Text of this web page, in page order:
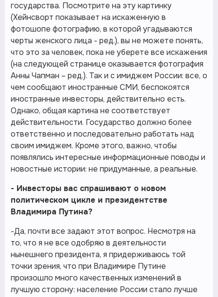
государства. Посмотрите на эту картинку
(Хейнсворт показывает на искаженную в
фотошопе фотографию, в которой угадываются
черты женского лица - ред.), вы не можете понять,
что это за человек, пока не уберете все искажения
(на следующей странице оказывается фотография
Анны Чапман – ред.). Так и с имиджем России: все, о
чем сообщают иностранные СМИ, беспокоятся
иностранные инвесторы, действительно есть.
Однако, общая картина не соответствует
действительности. Государство должно более
ответственно и последовательно работать над
своим имиджем. Кроме этого, важно, чтобы
появлялись интересные информационные поводы и
новостные истории: не придуманные, а реальные.
- Инвесторы вас спрашивают о новом
политическом цикле и президентстве
Владимира Путина?
-Да, почти все задают этот вопрос. Несмотря на
то, что я не все одобряю в деятельности
нынешнего президента, я придерживаюсь той
точки зрения, что при Владимире Путине
произошло много качественных изменений в
лучшую сторону: население России стало лучше